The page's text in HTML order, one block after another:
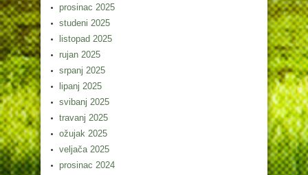
prosinac 2025
studeni 2025
listopad 2025
rujan 2025
srpanj 2025
lipanj 2025
svibanj 2025
travanj 2025
ožujak 2025
veljača 2025
prosinac 2024